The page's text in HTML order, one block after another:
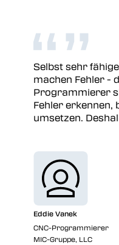
Selbst sehr
machen Fehler -
Programmierer
Fehler erkennen,
umsetzen.
Eddie Vanek
CNC-Programmierer
MIC-Gruppe, LLC